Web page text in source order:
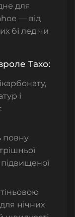
для
— від
бі лед чи
Тахо:
і
повну
підвищеної
нічних